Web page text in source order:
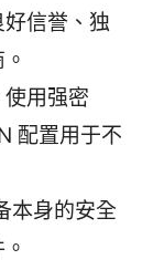
信誉、独
用强密
配置用于不
本身的安全